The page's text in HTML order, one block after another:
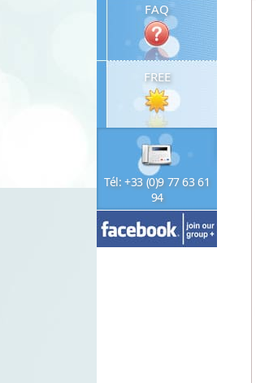
FAQ
FREE
Tél: +33 (0)9 77 63 61
94